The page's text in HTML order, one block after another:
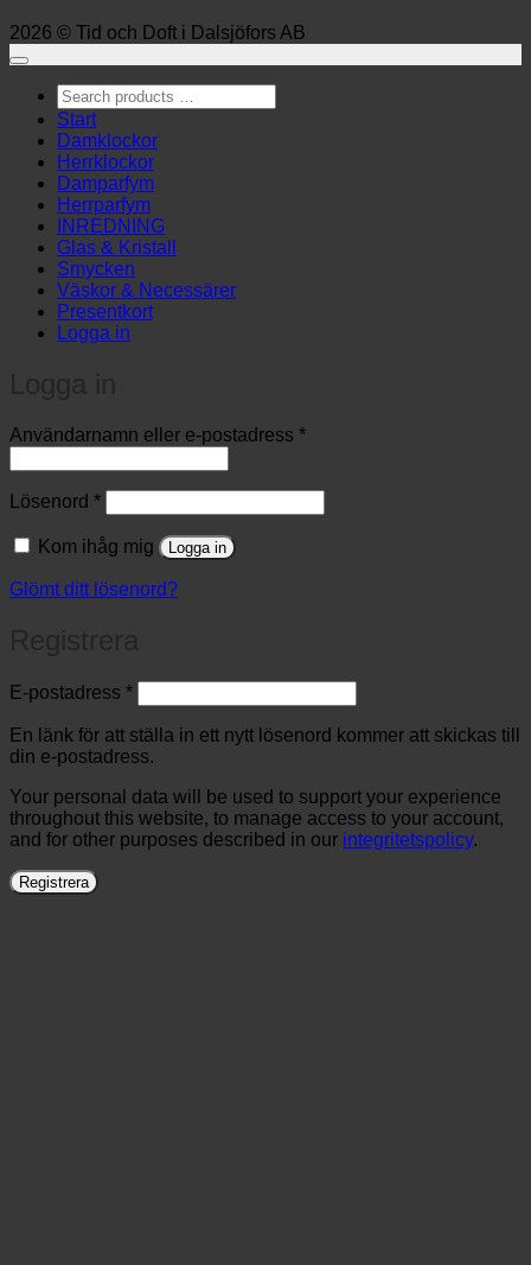
2026 © Tid och Doft i Dalsjöfors AB
Search
products
…
Start
Damklockor
Herrklockor
Damparfym
Herrparfym
INREDNING
Glas & Kristall
Smycken
Väskor & Necessärer
Presentkort
Logga in
Användarnamn eller e-postadress *Obligatoriskt
Lösenord *Obligatoriskt
Kom ihåg mig Logga in
Glömt ditt lösenord?
E-postadress *Obligatoriskt
En länk för att ställa in ett nytt lösenord kommer att skickas till
din e-postadress.
Your personal data will be used to support your experience
throughout this website, to manage access to your account,
and for other purposes described in our integritetspolicy.
Registrera